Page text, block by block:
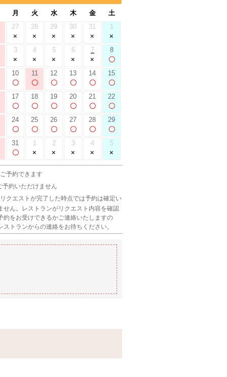
月 火 水 木 金
土
27
28 29 30 31 1
3 4 5 6 7 8
10 11 12 13 14 15
17 18 19 20 21 22
24 25 26 27 28 29
31 1 2 3 4 5
予約できます
予約いただけません
クエストが完了した時点では予約は確定い
せん。レストランがリクエスト内容を確認
約をお受けできるかご連絡いたしますの
ストランからの連絡をお待ちください。